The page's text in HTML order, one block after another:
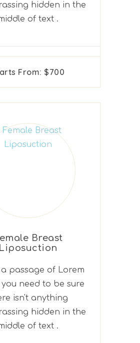
hidden in the
of text .
From: $700
Breast
Liposuction
a passage of Lorem
you need to be sure
isn't anything
hidden in the
of text .